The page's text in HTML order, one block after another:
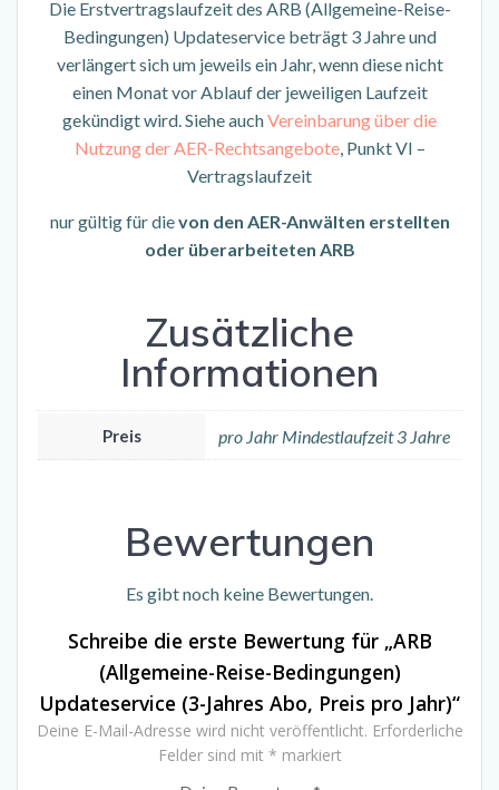
Die Erstvertragslaufzeit des ARB (Allgemeine-Reise-
Bedingungen) Updateservice beträgt 3 Jahre und
verlängert sich um jeweils ein Jahr, wenn diese nicht
einen Monat vor Ablauf der jeweiligen Laufzeit
gekündigt wird. Siehe auchVereinbarung über die
Nutzung der AER-Rechtsangebote, Punkt VI –
Vertragslaufzeit
nur gültig für dievon den AER-Anwälten erstellten
oder überarbeiteten ARB
Zusätzliche
Informationen
Preis pro Jahr Mindestlaufzeit 3 Jahre
Bewertungen
Es gibt noch keine Bewertungen.
Schreibe die erste Bewertung für „ARB
(Allgemeine-Reise-Bedingungen)
Updateservice (3-Jahres Abo, Preis pro Jahr)“
Deine E-Mail-Adresse wird nicht veröffentlicht. Erforderliche
Felder sind mit * markiert